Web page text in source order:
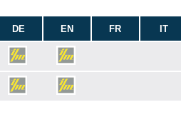
DE EN FR IT